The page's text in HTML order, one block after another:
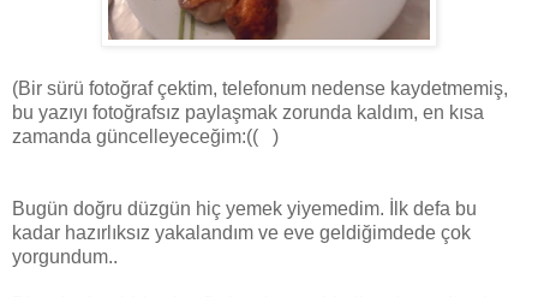
(Bir sürü fotoğraf çektim, telefonum nedense kaydetmemiş,
bu yazıyı fotoğrafsız paylaşmak zorunda kaldım, en kısa
zamanda güncelleyeceğim:(( )
Bugün doğru düzgün hiç yemek yiyemedim. İlk defa bu
kadar hazırlıksız yakalandım ve eve geldiğimdede çok
yorgundum..